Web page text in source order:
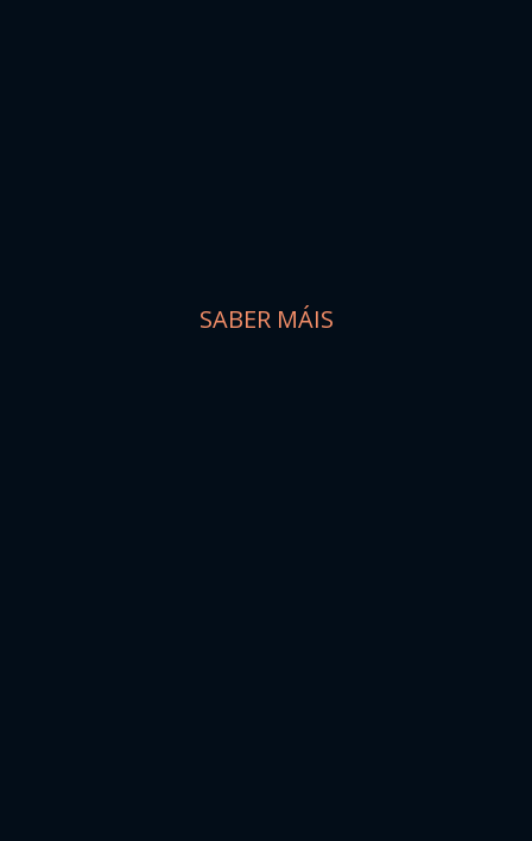
SABER MÁIS